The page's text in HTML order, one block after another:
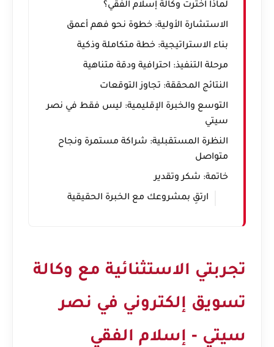
لماذا اخترت وكالة إسلام الفقي؟
الاستشارة الأولية: خطوة نحو فهم أعمق
بناء الاستراتيجية: خطة متكاملة وذكية
مرحلة التنفيذ: احترافية ودقة متناهية
النتائج المحققة: تجاوز التوقعات
التوسع والخبرة الإقليمية: ليس فقط في نصر
سيتي
النظرة المستقبلية: شراكة مستمرة ونجاح
متواصل
خاتمة: شكر وتقدير
ارتقِ بمشروعك مع الخبرة الحقيقية
تجربتي الاستثنائية مع وكالة
تسويق إلكتروني في نصر
سيتي - إسلام الفقي